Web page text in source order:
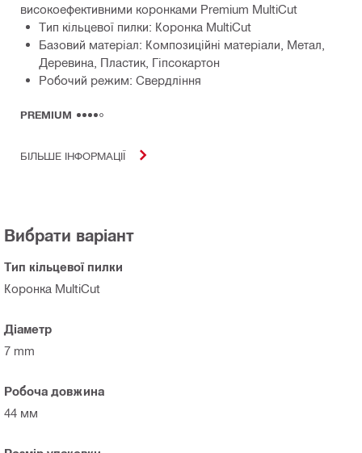
високоефективними коронками Premium MultiCut
Тип кільцевої пилки: Коронка MultiCut
Базовий матеріал: Композиційні матеріали, Метал,
Деревина, Пластик, Гіпсокартон
Робочий режим: Свердління
PREMIUM
БІЛЬШЕ ІНФОРМАЦІЇ
Вибрати варіант
Тип кільцевої пилки
Коронка MultiCut
Діаметр
7 mm
Робоча довжина
44 мм